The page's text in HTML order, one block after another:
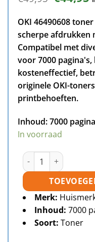
prijs
was:
€49,95.
OKI 46490608
scherpe afdrukken
Compatibel met
voor 7000
kosteneffectief,
originele OKI-
printbehoeften.
Inhoud:7000
In voorraad
OKI 46490608 toner
Merk:
Inhoud: 7000
Soort: Toner